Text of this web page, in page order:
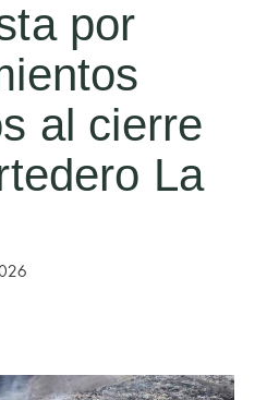
por
al cierre
La